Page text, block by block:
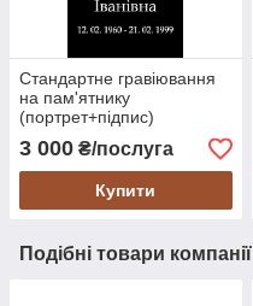
Стандартне гравіювання
на пам'ятнику
(портрет+підпис)
3 000 ₴/послуга
Купити
Подібні товари компанії